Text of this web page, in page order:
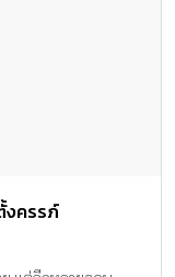
งครรภ์